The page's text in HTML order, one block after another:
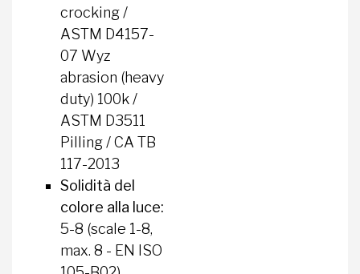
crocking /
ASTM D4157-
07 Wyz
abrasion (heavy
duty) 100k /
ASTM D3511
Pilling / CA TB
117-2013
Solidità del
colore alla luce:
5-8 (scale 1-8,
max. 8 - EN ISO